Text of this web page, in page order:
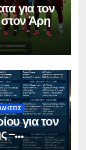
για τον
στον Άρη
για τον
–